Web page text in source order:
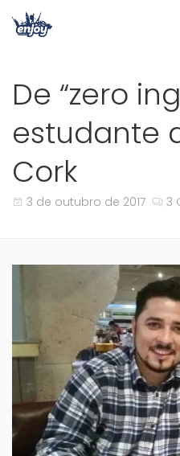
De “zero
estudante
Cork
3 de outubro de 2017 3